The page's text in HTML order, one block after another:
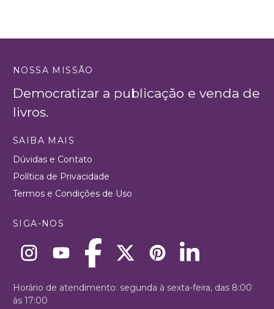
NOSSA MISSÃO
Democratizar a publicação e venda de
livros.
SAIBA MAIS
Dúvidas e Contato
Política de Privacidade
Termos e Condições de Uso
SIGA-NOS
Horário de atendimento: segunda à sexta-feira, das 8:00
às 17:00